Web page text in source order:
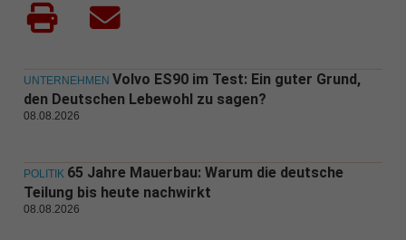
UNTERNEHMEN Volvo ES90 im Test: Ein guter Grund,
den Deutschen Lebewohl zu sagen?
08.08.2026
POLITIK 65 Jahre Mauerbau: Warum die deutsche
Teilung bis heute nachwirkt
08.08.2026